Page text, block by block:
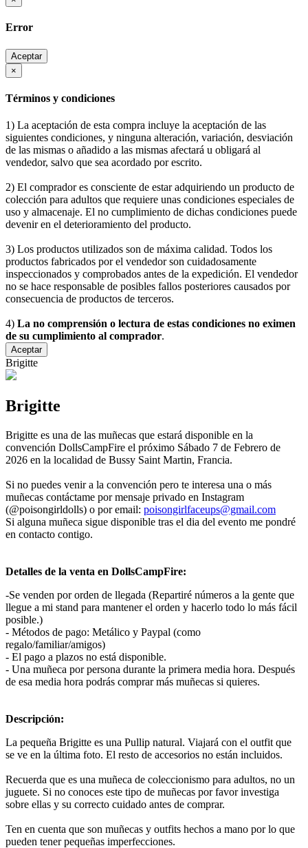
Error
Aceptar
×
Términos y condiciones
1) La aceptación de esta compra incluye la aceptación de las
siguientes condiciones, y ninguna alteración, variación, desviación
de las mismas o añadido a las mismas afectará u obligará al
vendedor, salvo que sea acordado por escrito.
2) El comprador es consciente de estar adquiriendo un producto de
colección para adultos que requiere unas condiciones especiales de
uso y almacenaje. El no cumplimiento de dichas condiciones puede
devenir en el deterioramiento del producto.
3) Los productos utilizados son de máxima calidad. Todos los
productos fabricados por el vendedor son cuidadosamente
inspeccionados y comprobados antes de la expedición. El vendedor
no se hace responsable de posibles fallos posteriores causados por
consecuencia de productos de terceros.
4) La no comprensión o lectura de estas condiciones no eximen
de su cumplimiento al comprador.
Aceptar
Brigitte
Brigitte
Brigitte es una de las muñecas que estará disponible en la
convención DollsCampFire el próximo Sábado 7 de Febrero de
2026 en la localidad de Bussy Saint Martin, Francia.
Si no puedes venir a la convención pero te interesa una o más
muñecas contáctame por mensaje privado en Instagram
(@poisongirldolls) o por email: poisongirlfaceups@gmail.com
Si alguna muñeca sigue disponible tras el dia del evento me pondré
en contacto contigo.
Detalles de la venta en DollsCampFire:
-Se venden por orden de llegada (Repartiré números a la gente que
llegue a mi stand para mantener el orden y hacerlo todo lo más fácil
posible.)
- Métodos de pago: Metálico y Paypal (como
regalo/familiar/amigos)
- El pago a plazos no está disponible.
- Una muñeca por persona durante la primera media hora. Después
de esa media hora podrás comprar más muñecas si quieres.
Descripción:
La pequeña Brigitte es una Pullip natural. Viajará con el outfit que
se ve en la última foto. El resto de accesorios no están incluidos.
Recuerda que es una muñeca de coleccionismo para adultos, no un
juguete. Si no conoces este tipo de muñecas por favor investiga
sobre ellas y su correcto cuidado antes de comprar.
Ten en cuenta que son muñecas y outfits hechos a mano por lo que
pueden tener pequeñas imperfecciones.